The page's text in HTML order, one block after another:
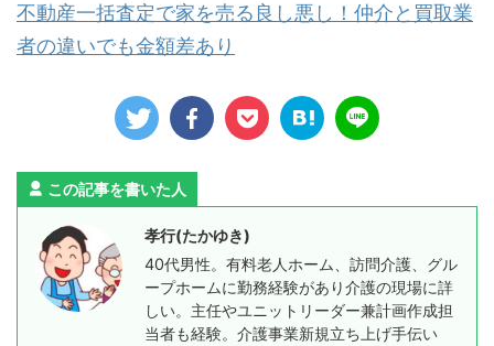
不動産一括査定で家を売る良し悪し！仲介と買取業
者の違いでも金額差あり
この記事を書いた人
孝行(たかゆき)
40代男性。有料老人ホーム、訪問介護、グル
ープホームに勤務経験があり介護の現場に詳
しい。主任やユニットリーダー兼計画作成担
当者も経験。介護事業新規立ち上げ手伝い